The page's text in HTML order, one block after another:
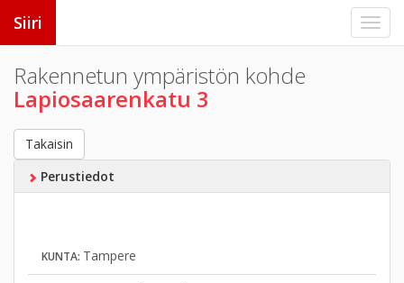
Siiri
Rakennetun ympäristön kohde
Lapiosaarenkatu 3
Takaisin
Perustiedot
KUNTA: Tampere